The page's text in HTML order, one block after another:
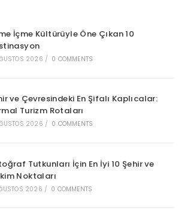
İçme Kültürüyle Öne Çıkan 10
2026 / 0 COMMENTS
ve Çevresindeki En Şifalı Kaplıcalar:
Turizm Rotaları
2026 / 0 COMMENTS
Tutkunları İçin En İyi 10 Şehir ve
Noktaları
2026 / 0 COMMENTS